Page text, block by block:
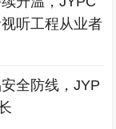
听工程从业者
全防线，JYP